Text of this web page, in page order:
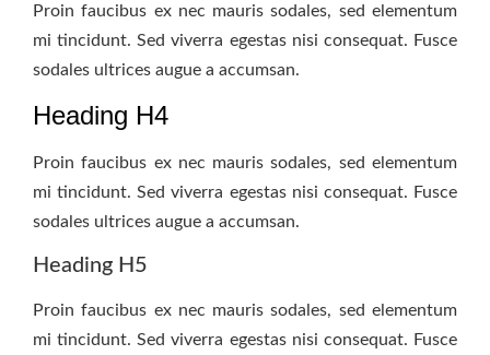
Proin faucibus ex nec mauris sodales, sed elementum
mi tincidunt. Sed viverra egestas nisi consequat. Fusce
sodales ultrices augue a accumsan.
Heading H4
Proin faucibus ex nec mauris sodales, sed elementum
mi tincidunt. Sed viverra egestas nisi consequat. Fusce
sodales ultrices augue a accumsan.
Heading H5
Proin faucibus ex nec mauris sodales, sed elementum
mi tincidunt. Sed viverra egestas nisi consequat. Fusce